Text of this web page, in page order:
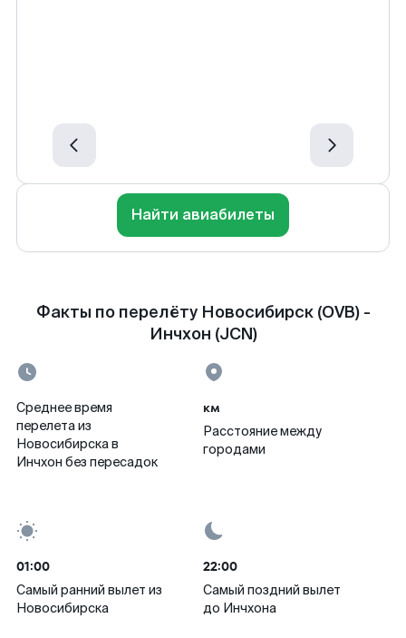
Найти авиабилеты
Факты по перелёту Новосибирск (OVB) -
Инчхон (JCN)
Среднее время
перелета из
Новосибирска в
Инчхон без пересадок
км
Расстояние между
городами
01:00
Самый ранний вылет из
Новосибирска
22:00
Самый поздний вылет
до Инчхона